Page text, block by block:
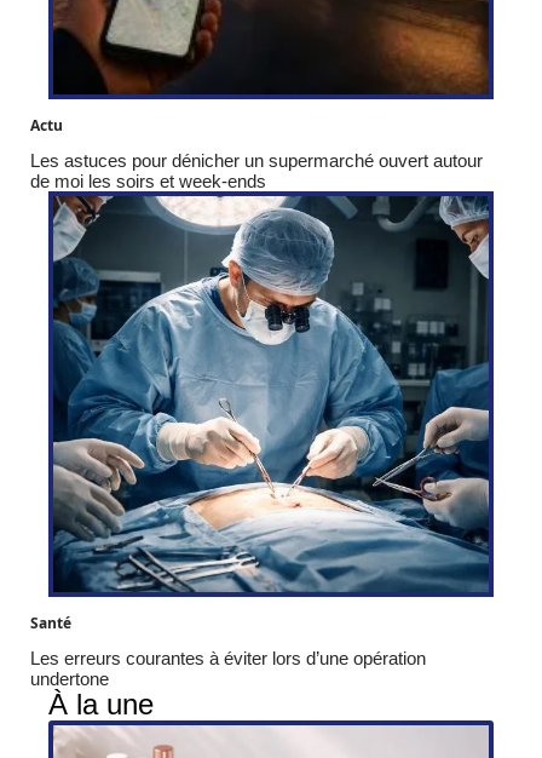
Actu
Les astuces pour dénicher un supermarché ouvert autour
de moi les soirs et week-ends
Santé
Les erreurs courantes à éviter lors d’une opération
undertone
À la une